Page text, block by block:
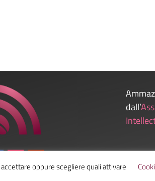
dall’
Admin
oppure scegliere quali attivare